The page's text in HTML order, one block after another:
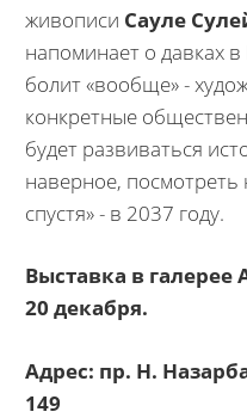
живописи Сауле
напоминает о давках
болит «вообще» -
конкретные
будет развиваться
наверное, посмотреть
спустя» - в 2037 году.
Выставка в галерее
20 декабря.
Адрес: пр. Н.
149